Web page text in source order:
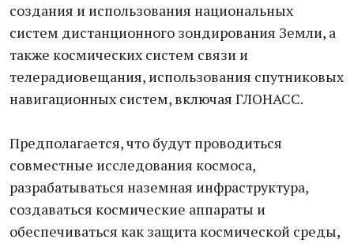
создания и использования национальных
систем дистанционного зондирования Земли, а
также космических систем связи и
телерадиовещания, использования спутниковых
навигационных систем, включая ГЛОНАСС.
Предполагается, что будут проводиться
совместные исследования космоса,
разрабатываться наземная инфраструктура,
создаваться космические аппараты и
обеспечиваться как защита космической среды,